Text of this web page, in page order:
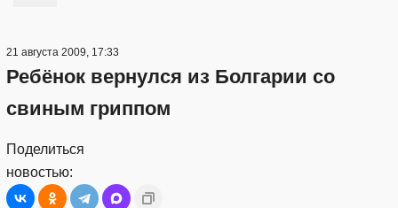
21 августа 2009, 17:33
Ребёнок вернулся из Болгарии со
свиным гриппом
Поделиться
новостью: